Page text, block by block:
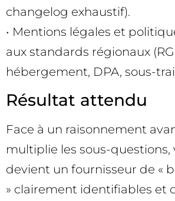
changelog exhaustif).
• Mentions légales et
aux standards régionaux
hébergement, DPA, sous-
Résultat attendu
Face à un raisonnement
multiplie les sous-questions,
devient un fournisseur de «
» clairement identifiables et